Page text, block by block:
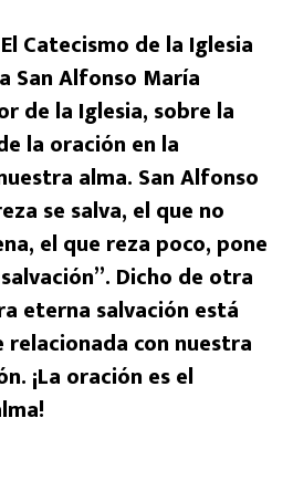
Catecismo de la Iglesia
San Alfonso María
de la Iglesia, sobre la
la oración en la
alma. San Alfonso
se salva, el que no
el que reza poco, pone
Dicho de otra
eterna salvación está
con nuestra
¡La oración es el